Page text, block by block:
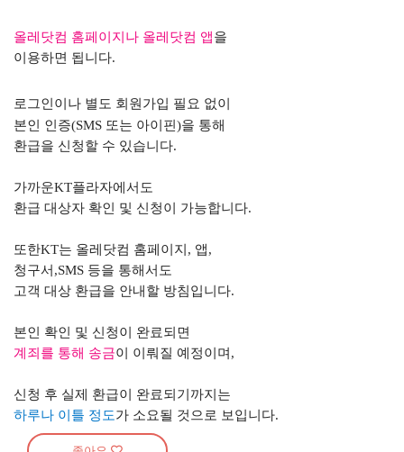
올레닷컴 홈페이지나 올레닷컴 앱을
이용하면 됩니다.
로그인이나 별도 회원가입 필요 없이
본인 인증(SMS 또는 아이핀)을 통해
환급을 신청할 수 있습니다.
가까운KT플라자에서도
환급 대상자 확인 및 신청이 가능합니다.
또한KT는 올레닷컴 홈페이지 , 앱,
청구서 ,SMS 등을 통해서도
고객 대상 환급을 안내할 방침입니다.
본인 확인 및 신청이 완료되면
계죄를 통해 송금이 이뤄질 예정이며 ,
신청 후 실제 환급이 완료되기까지는
하루나 이틀 정도가 소요될 것으로 보입니다.